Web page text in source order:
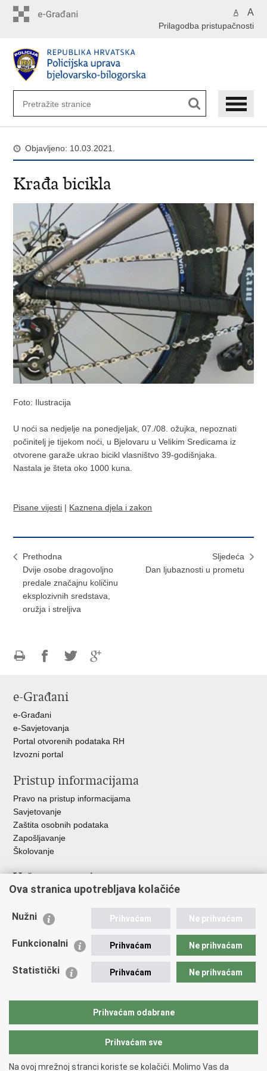
A A
Prilagodba pristupačnosti
Objavljeno: 10.03.2021.
Krađa bicikla
Foto: Ilustracija
U noći sa nedjelje na ponedjeljak, 07./08. ožujka, nepoznati
počinitelj je tijekom noći, u Bjelovaru u Velikim Sredicama iz
otvorene garaže ukrao bicikl vlasništvo 39-godišnjaka.
Nastala je šteta oko 1000 kuna.
Pisane vijesti | Kaznena djela i zakon
Prethodna
Dvije osobe dragovoljno
predale značajnu količinu
eksplozivnih sredstava,
oružja i streljiva
Sljedeća
Dan ljubaznosti u prometu
FacebookuTwitteru
e-Građani
e-Građani
e-Savjetovanja
Portal otvorenih podataka RH
Izvozni portal
Pristup informacijama
Pravo na pristup informacijama
Savjetovanje
Zaštita osobnih podataka
Zapošljavanje
Školovanje
Važne poveznice
Ministarstvo unutarnjih poslova
Udruge
Policijska akademija
Zaklada policijske solidarnosti
Vučetić"
Ova stranica upotrebljava kolačiće
Nužni Prihvaćam Ne prihvaćam
Funkcionalni Prihvaćam Ne prihvaćam
Statistički Prihvaćam Ne prihvaćam
Prihvaćam odabrane
Prihvaćam sve
Na ovoj mrežnoj stranci koriste se kolačići. Molimo Vas da